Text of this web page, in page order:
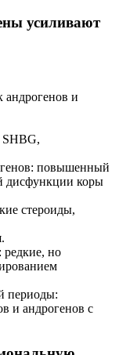
усиливают
андрогенов и
SHBG,
повышенный
дисфункции коры
стероиды,
редкие, но
периоды:
и андрогенов с